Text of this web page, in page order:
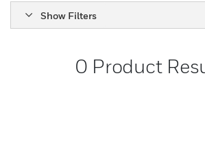
Show Filters
0 Product